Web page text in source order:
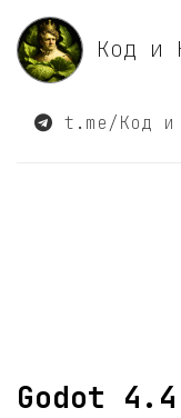
Код и
t.me/Код и
Godot 4.4